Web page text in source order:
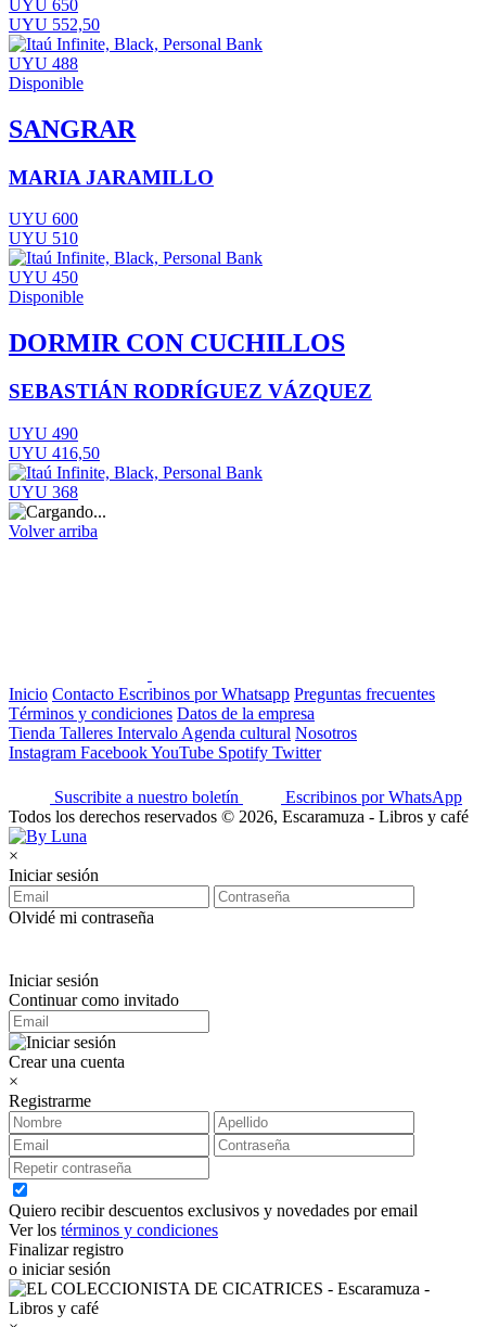
UYU 650
UYU 552,50
UYU 488
Disponible
SANGRAR
MARIA JARAMILLO
UYU 600
UYU 510
UYU 450
Disponible
DORMIR CON CUCHILLOS
SEBASTIÁN RODRÍGUEZ VÁZQUEZ
UYU 490
UYU 416,50
UYU 368
Volver arriba
Inicio Contacto Escribinos por Whatsapp Preguntas frecuentes
Términos y condiciones Datos de la empresa
Tienda Talleres Intervalo Agenda cultural Nosotros
Instagram FacebookYouTube Spotify Twitter
Suscribite a nuestro boletín
Escribinos por WhatsApp
Todos los derechos reservados © 2026, Escaramuza - Libros y café
×
Iniciar sesión
Olvidé mi contraseña
Iniciar sesión
Continuar como invitado
Crear una cuenta
×
Registrarme
Quiero recibir descuentos exclusivos y novedades por email
Ver los términos y condiciones
Finalizar registro
o iniciar sesión